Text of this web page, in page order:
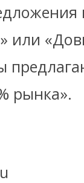
или
рынка».